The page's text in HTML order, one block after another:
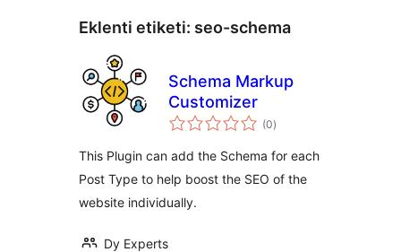
Eklenti etiketi: seo-schema
Schema Markup
Customizer
(0toplam
puan
)
This Plugin can add the Schema for each
Post Type to help boost the SEO of the
website individually.
Dy Experts